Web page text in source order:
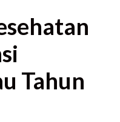
Tahun